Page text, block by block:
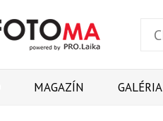
MAGAZÍN GALÉRIA